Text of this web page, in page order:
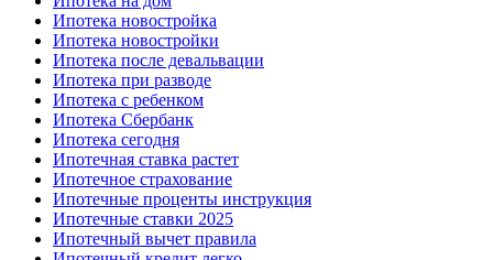
Ипотека новостройка
Ипотека новостройки
Ипотека после девальвации
Ипотека при разводе
Ипотека с ребенком
Ипотека Сбербанк
Ипотека сегодня
Ипотечная ставка растет
Ипотечное страхование
Ипотечные проценты инструкция
Ипотечные ставки 2025
Ипотечный вычет правила